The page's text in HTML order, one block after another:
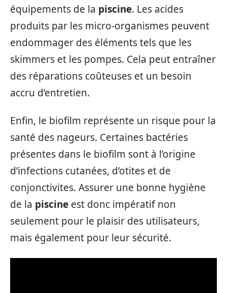
équipements de la piscine. Les acides
produits par les micro-organismes peuvent
endommager des éléments tels que les
skimmers et les pompes. Cela peut entraîner
des réparations coûteuses et un besoin
accru d’entretien.
Enfin, le biofilm représente un risque pour la
santé des nageurs. Certaines bactéries
présentes dans le biofilm sont à l’origine
d’infections cutanées, d’otites et de
conjonctivites. Assurer une bonne hygiène
de la piscine est donc impératif non
seulement pour le plaisir des utilisateurs,
mais également pour leur sécurité.